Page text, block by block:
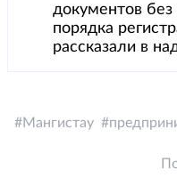
документов
порядка
рассказали в
Мангистау